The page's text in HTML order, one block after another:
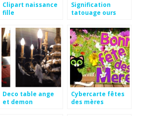
Clipart naissance
fille
Signification
tatouage ours
Deco table ange
et demon
Cybercarte fêtes
des mères